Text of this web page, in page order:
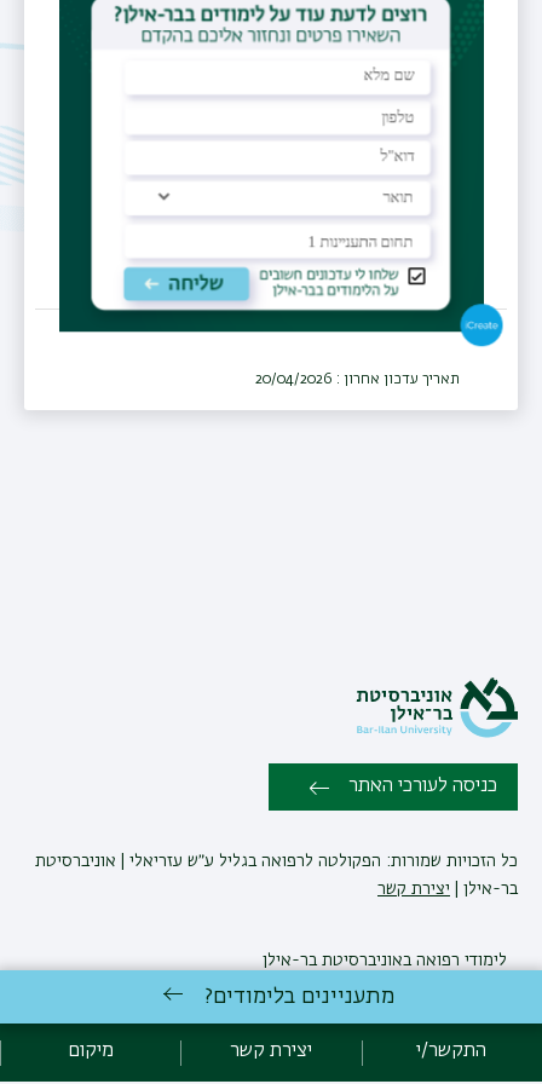
saad.abu-saleh@biu.ac.il
המרכז הרפואי זיו, צפת
מחלקה
נוירולוגיה
תאריך עדכון אחרון : 20/04/2026
כניסה לעורכי האתר
כל הזכויות שמורות: הפקולטה לרפואה בגליל ע״ש עזריאלי | אוניברסיטת
בר-אילן | יצירת קשר
לימודי רפואהבאוניברסיטת בר-אילן
אגף תקשוב, אוניברסיטת בר-אילן
אקדימה בר-אילן
מתעניינים בלימודים?
התקשר/י יצירת קשר מיקום